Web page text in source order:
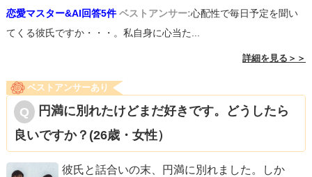
恋愛マスター&AI回答5件 ベストアンサー:心配性で毎日予定を聞い
てくる彼氏ですか・・・。私自身に心当た...
詳細を見る＞＞
ベストアンサーあり
円満に別れたけどまだ好きです。どうしたら
良いですか？(26歳・女性）
彼氏と話合いの末、円満に別れました。しか